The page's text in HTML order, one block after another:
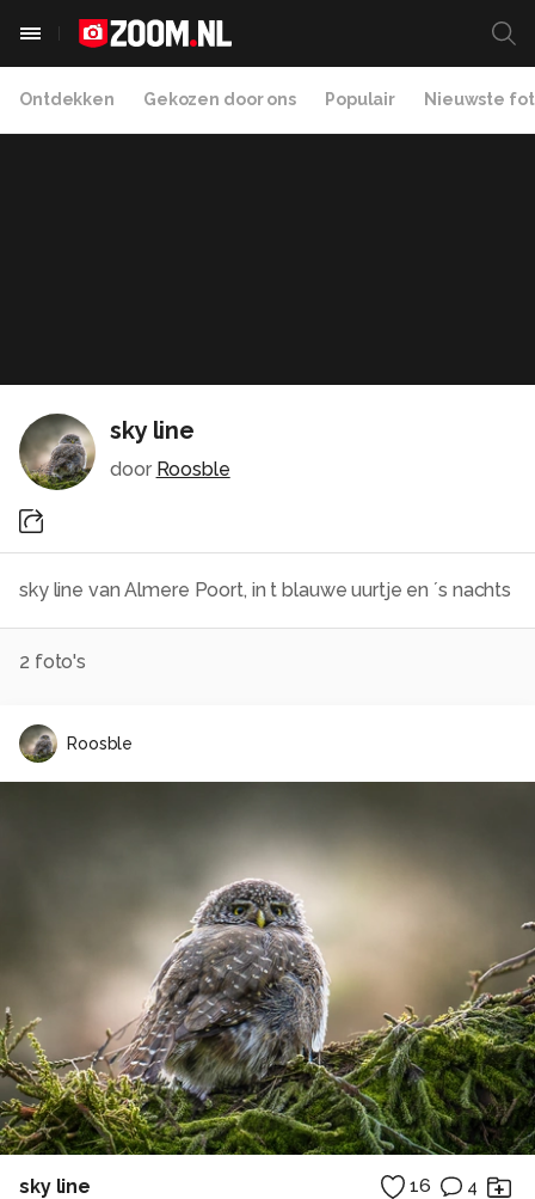
Ontdekken Gekozen door ons Populair Nieuwste
sky line
door Roosble
sky line van Almere Poort, in t blauwe uurtje en ´s nachts
2 foto's
Roosble
sky line 16 4